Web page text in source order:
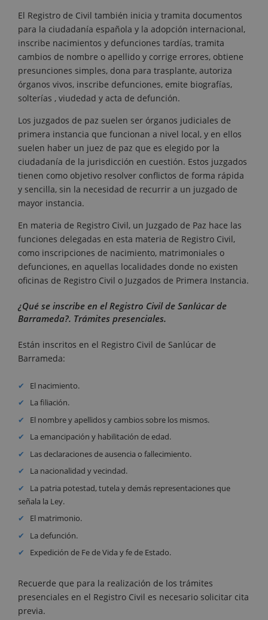
El Registro de Civil también inicia y tramita documentos
para la ciudadanía española y la adopción internacional,
inscribe nacimientos y defunciones tardías, tramita
cambios de nombre o apellido y corrige errores, obtiene
presunciones simples, dona para trasplante, autoriza
órganos vivos, inscribe defunciones, emite biografías,
solterías , viudedad y acta de defunción.
Los juzgados de paz suelen ser órganos judiciales de
primera instancia que funcionan a nivel local, y en ellos
suelen haber un juez de paz que es elegido por la
ciudadanía de la jurisdicción en cuestión. Estos juzgados
tienen como objetivo resolver conflictos de forma rápida
y sencilla, sin la necesidad de recurrir a un juzgado de
mayor instancia.
En materia de Registro Civil, un Juzgado de Paz hace las
funciones delegadas en esta materia de Registro Civil,
como inscripciones de nacimiento, matrimoniales o
defunciones, en aquellas localidades donde no existen
oficinas de Registro Civil o Juzgados de Primera Instancia.
¿Qué se inscribe en el Registro Civil de Sanlúcar de
Barrameda?. Trámites presenciales.
Están inscritos en el Registro Civil de Sanlúcar de
Barrameda:
El nacimiento.
La filiación.
El nombre y apellidos y cambios sobre los mismos.
La emancipación y habilitación de edad.
Las declaraciones de ausencia o fallecimiento.
La nacionalidad y vecindad.
La patria potestad, tutela y demás representaciones que
señala la Ley.
El matrimonio.
La defunción.
Expedición de Fe de Vida y fe de Estado.
Recuerde que para la realización de los trámites
presenciales en el Registro Civil es necesario solicitar cita
previa.